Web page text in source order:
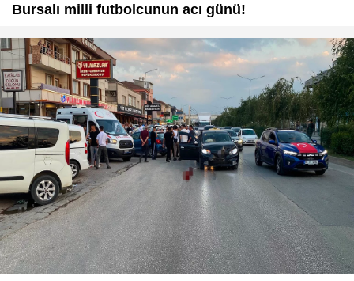
Bursalı milli futbolcunun acı günü!